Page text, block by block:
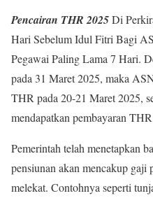
Pencairan THR 2025Di
Hari Sebelum Idul Fitri Bagi
Pegawai Paling Lama 7 Hari.
pada 31 Maret 2025, maka
THR pada 20-21 Maret 2025,
mendapatkan pembayaran
Pemerintah telah menetapkan
pensiunan akan mencakup gaji
melekat. Contohnya seperti